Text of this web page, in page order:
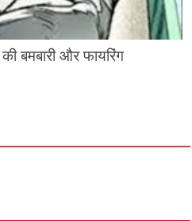
बमबारी और फायरिंग